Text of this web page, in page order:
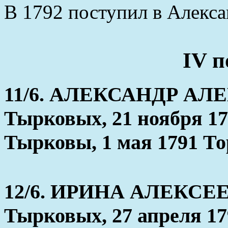
В 1792 поступил в
IV
11/6. АЛЕКСАНДР
Тырковых, 21 ноября
Тырковы, 1 мая 1791
12/6. ИРИНА
Тырковых, 27 апреля